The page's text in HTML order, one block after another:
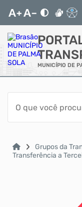
MUNICÍPIO DE
ACESSO
Acessibilidade
CidadãoGrupos da
Transferência a